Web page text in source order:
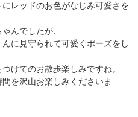
レッドのお色がなじみ可愛さを
んでしたが、
に見守られて可愛くポーズをし
けてのお散歩楽しみですね。
を沢山お楽しみくださいま